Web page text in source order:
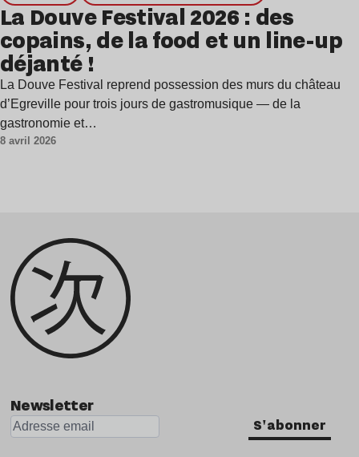
La Douve Festival 2026 : des
copains, de la food et un line-up
déjanté !
La Douve Festival reprend possession des murs du château
d’Egreville pour trois jours de gastromusique — de la
gastronomie et…
8 avril 2026
Newsletter
S'abonner